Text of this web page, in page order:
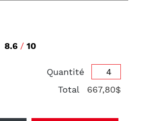
8.6 / 10
Quantité
Total
667,80$